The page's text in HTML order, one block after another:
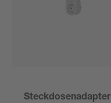
Steckdosenadapter